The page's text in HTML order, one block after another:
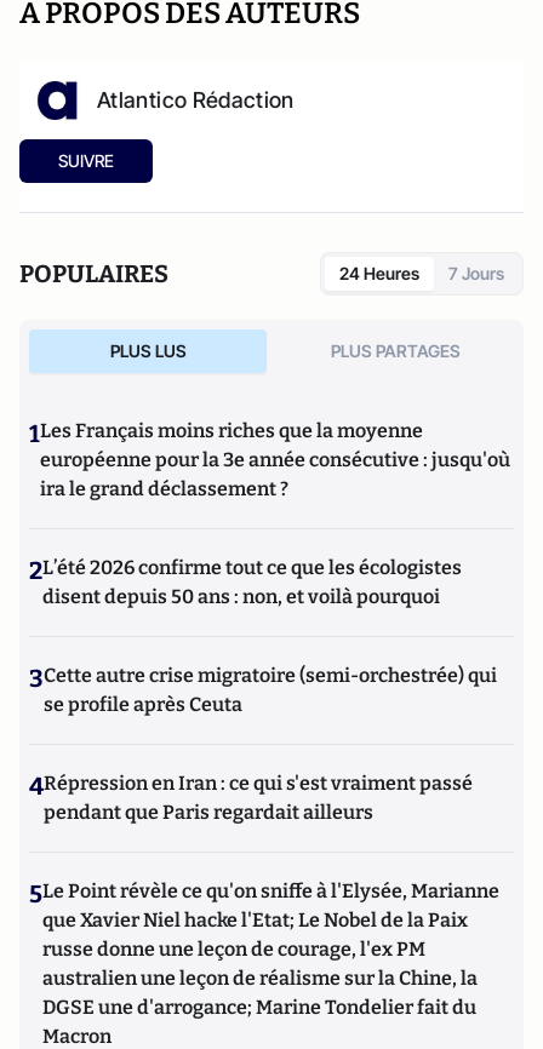
A PROPOS DES AUTEURS
Atlantico Rédaction
SUIVRE
POPULAIRES 24 Heures 7 Jours
PLUS LUS PLUS PARTAGES
1Les Français moins riches que la moyenne
européenne pour la 3e année consécutive : jusqu'où
ira le grand déclassement ?
2L’été 2026 confirme tout ce que les écologistes
disent depuis 50 ans : non, et voilà pourquoi
3Cette autre crise migratoire (semi-orchestrée) qui
se profile après Ceuta
4Répression en Iran : ce qui s'est vraiment passé
pendant que Paris regardait ailleurs
5Le Point révèle ce qu'on sniffe à l'Elysée, Marianne
que Xavier Niel hacke l'Etat; Le Nobel de la Paix
russe donne une leçon de courage, l'ex PM
australien une leçon de réalisme sur la Chine, la
DGSE une d'arrogance; Marine Tondelier fait du
Macron